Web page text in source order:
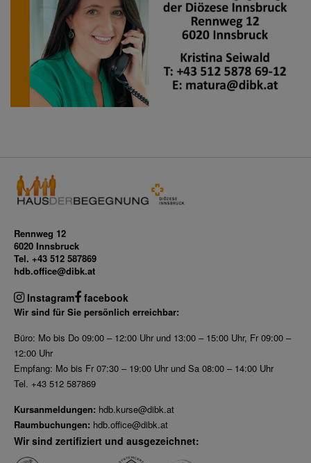
Rennweg 12
6020 Innsbruck
Tel. +43 512 587869
hdb.office@dibk.at
Instagram facebook
Wir sind für Sie persönlich erreichbar:
Büro: Mo bis Do 09:00 – 12:00 Uhr und 13:00 – 15:00 Uhr, Fr 09:00 –
12:00 Uhr
Empfang: Mo bis Fr 07:30 – 19:00 Uhr und Sa 08:00 – 14:00 Uhr
Tel. +43 512 587869
Kursanmeldungen: hdb.kurse@dibk.at
Raumbuchungen: hdb.office@dibk.at
Wir sind zertifiziert und ausgezeichnet: